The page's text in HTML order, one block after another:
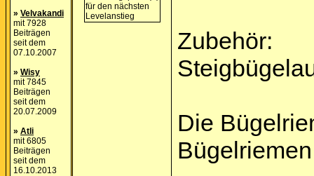
» Velvakandi
mit 7928
Beiträgen
seit dem
07.10.2007
» Wisy
mit 7845
Beiträgen
seit dem
20.07.2009
» Atli
mit 6805
Beiträgen
seit dem
16.10.2013
Zubehör:
Die